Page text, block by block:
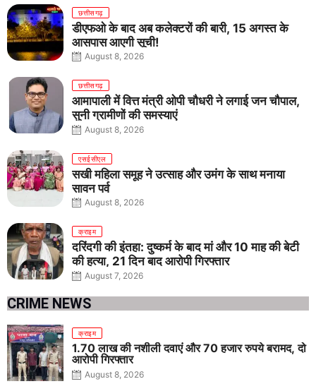
छत्तीसगढ़
डीएफओ के बाद अब कलेक्टरों की बारी, 15 अगस्त के
आसपास आएगी सूची!
August 8, 2026
छत्तीसगढ़
आमापाली में वित्त मंत्री ओपी चौधरी ने लगाई जन चौपाल,
सुनी ग्रामीणों की समस्याएं
August 8, 2026
एसईसीएल
सखी महिला समूह ने उत्साह और उमंग के साथ मनाया
सावन पर्व
August 8, 2026
क्राइम
दरिंदगी की इंतहा: दुष्कर्म के बाद मां और 10 माह की बेटी
की हत्या, 21 दिन बाद आरोपी गिरफ्तार
August 7, 2026
CRIME NEWS
क्राइम
1.70 लाख की नशीली दवाएं और 70 हजार रुपये बरामद, दो
आरोपी गिरफ्तार
August 8, 2026